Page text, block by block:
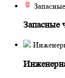
Запасные